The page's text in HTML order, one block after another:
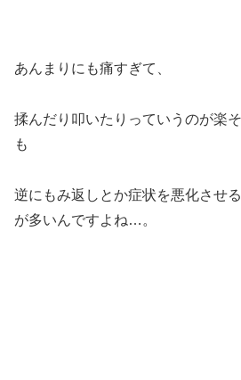
あんまりにも痛すぎて、
揉んだり叩いたりっていうのが楽
も
逆にもみ返しとか症状を悪化させ
が多いんですよね…。